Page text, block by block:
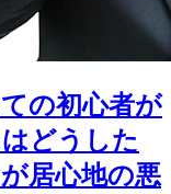
の初心者が
どうした
居心地の悪